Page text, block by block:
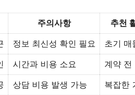
주의사항 추천
정보 최신성 확인 필요 초기 매
시간과 비용 소요 계약 전
상담 비용 발생 가능 복잡한